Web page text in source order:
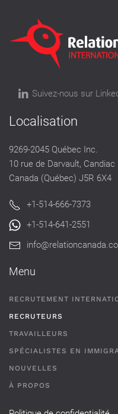
Suivez-nous sur
Localisation
9269-2045 Québec Inc.
10 rue de Darvault, Candiac
Canada (Québec) J5R 6X4
+1-514-666-7373
+1-514-641-2551
Menu
RECRUTEMENT
RECRUTEURS
TRAVAILLEURS
SPÉCIALISTES EN
NOUVELLES
À PROPOS